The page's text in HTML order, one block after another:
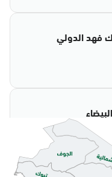
فهد الدولي